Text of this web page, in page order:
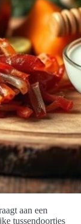
aan een
tussendoortjes